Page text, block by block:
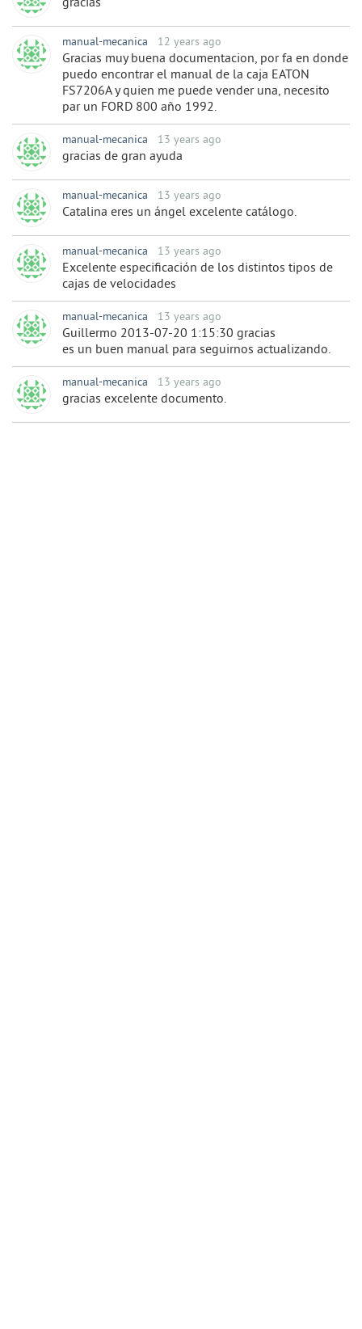
gracias
manual-mecanica 12 years ago
Gracias muy buena documentacion, por fa en donde
puedo encontrar el manual de la caja EATON
FS7206A y quien me puede vender una, necesito
par un FORD 800 año 1992.
manual-mecanica 13 years ago
gracias de gran ayuda
manual-mecanica 13 years ago
Catalina eres un ángel excelente catálogo.
manual-mecanica 13 years ago
Excelente especificación de los distintos tipos de
cajas de velocidades
manual-mecanica 13 years ago
Guillermo 2013-07-20 1:15:30 gracias
es un buen manual para seguirnos actualizando.
manual-mecanica 13 years ago
gracias excelente documento.